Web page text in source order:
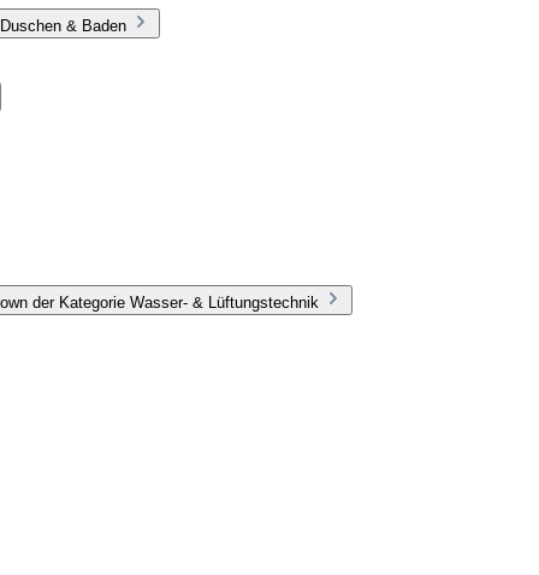
& Baden
der Kategorie Wasser- & Lüftungstechnik